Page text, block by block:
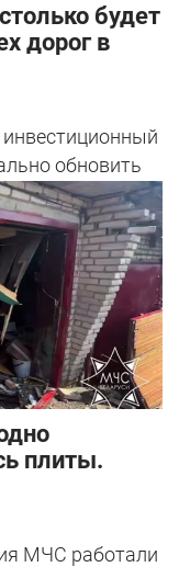
будет
дорог в
обновить
плиты.
МЧС работали